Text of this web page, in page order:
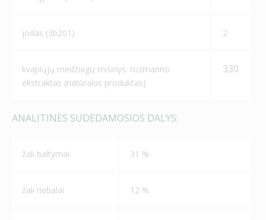
jodas (3b201) 2
kvapiųjų medžiagų mišinys: rozmarino
ekstraktas (natūralus produktas)
330
ANALITINĖS SUDEDAMOSIOS DALYS:
žali baltymai 31 %
žali riebalai 12 %